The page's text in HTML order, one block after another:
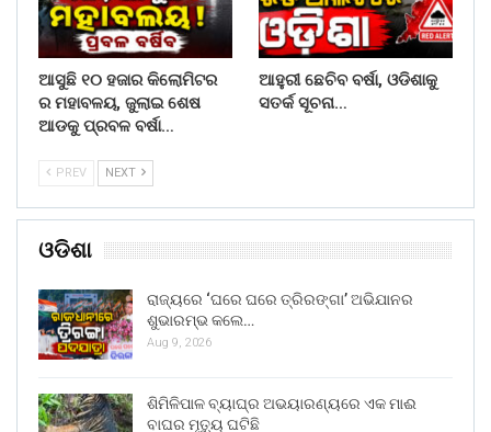
ଆସୁଛି ୧୦ ହଜାର କିଲୋମିଟର
ର ମହାବଳୟ, ଜୁଲାଇ ଶେଷ
ଆଡକୁ ପ୍ରବଳ ବର୍ଷା…
ଆହୁରୀ ଛେଚିବ ବର୍ଷା, ଓଡିଶାକୁ
ସତର୍କ ସୂଚନା…
PREV NEXT
ଓଡିଶା
ରାଜ୍ୟରେ ‘ଘରେ ଘରେ ତ୍ରିରଙ୍ଗା’ ଅଭିଯାନର
ଶୁଭାରମ୍ଭ କଲେ…
Aug 9, 2026
ଶିମିଳିପାଳ ବ୍ୟାଘ୍ର ଅଭୟାରଣ୍ୟରେ ଏକ ମାଈ
ବାଘର ମୃତ୍ୟୁ ଘଟିଛି